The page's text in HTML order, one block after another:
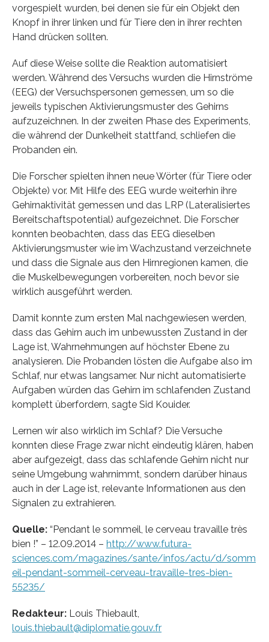
vorgespielt wurden, bei denen sie für ein Objekt den
Knopf in ihrer linken und für Tiere den in ihrer rechten
Hand drücken sollten.
Auf diese Weise sollte die Reaktion automatisiert
werden. Während des Versuchs wurden die Hirnströme
(EEG) der Versuchspersonen gemessen, um so die
jeweils typischen Aktivierungsmuster des Gehirns
aufzuzeichnen. In der zweiten Phase des Experiments,
die während der Dunkelheit stattfand, schliefen die
Probanden ein.
Die Forscher spielten ihnen neue Wörter (für Tiere oder
Objekte) vor. Mit Hilfe des EEG wurde weiterhin ihre
Gehirnaktivität gemessen und das LRP (Lateralisiertes
Bereitschaftspotential) aufgezeichnet. Die Forscher
konnten beobachten, dass das EEG dieselben
Aktivierungsmuster wie im Wachzustand verzeichnete
und dass die Signale aus den Hirnregionen kamen, die
die Muskelbewegungen vorbereiten, noch bevor sie
wirklich ausgeführt werden.
Damit konnte zum ersten Mal nachgewiesen werden,
dass das Gehirn auch im unbewussten Zustand in der
Lage ist, Wahrnehmungen auf höchster Ebene zu
analysieren. Die Probanden lösten die Aufgabe also im
Schlaf, nur etwas langsamer. Nur nicht automatisierte
Aufgaben würden das Gehirn im schlafenden Zustand
komplett überfordern, sagte Sid Kouider.
Lernen wir also wirklich im Schlaf? Die Versuche
konnten diese Frage zwar nicht eindeutig klären, haben
aber aufgezeigt, dass das schlafende Gehirn nicht nur
seine Umgebung wahrnimmt, sondern darüber hinaus
auch in der Lage ist, relevante Informationen aus den
Signalen zu extrahieren.
Quelle: “Pendant le sommeil, le cerveau travaille très
bien !” – 12.09.2014 – http://www.futura-
sciences.com/magazines/sante/infos/actu/d/somm
eil-pendant-sommeil-cerveau-travaille-tres-bien-
55235/
Redakteur: Louis Thiebault,
louis.thiebault@diplomatie.gouv.fr